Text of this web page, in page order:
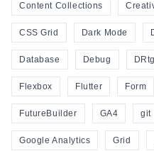
Content Collections
CSS Grid Dark Mode
Database Debug DRtg
Flexbox Flutter Form
FutureBuilder GA4 git
Google Analytics Grid